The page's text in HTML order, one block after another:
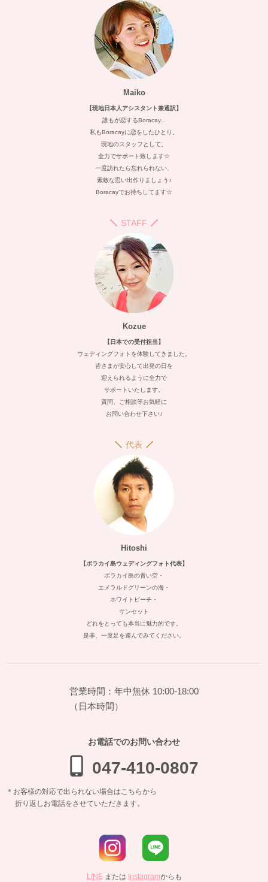
Maiko
【現地日本人アシスタント兼通訳】
誰もが恋するBoracay...
私もBoracayに恋をしたひとり。
現地のスタッフとして、
全力でサポート致します☆
一度訪れたら忘れられない、
素敵な思い出作りましょう♪
Boracayでお待ちしてます☆
STAFF
Kozue
【日本での受付担当】
ウェディングフォトを体験してきました。
皆さまが安心して出発の日を
迎えられるように全力で
サポートいたします。
質問、ご相談等お気軽に
お問い合わせ下さい♪
代表
Hitoshi
【ボラカイ島ウェディングフォト代表】
ボラカイ島の青い空・
エメラルドグリーンの海・
ホワイトビーチ・
サンセット
どれをとっても本当に魅力的です。
是非、一度足を運んでみてください。
営業時間：年中無休 10:00-18:00
（日本時間）
お電話でのお問い合わせ
047-410-0807
＊お客様の対応で出られない場合はこちらから
折り返しお電話をさせていただきます。
LINEまたは Instagramからも